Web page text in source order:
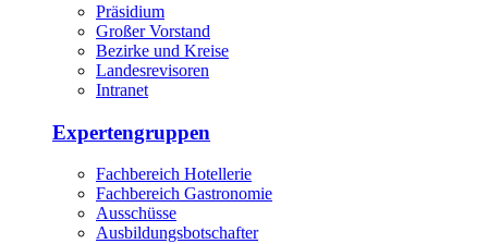
Präsidium
Großer Vorstand
Bezirke und Kreise
Landesrevisoren
Intranet
Expertengruppen
Fachbereich Hotellerie
Fachbereich Gastronomie
Ausschüsse
Ausbildungsbotschafter